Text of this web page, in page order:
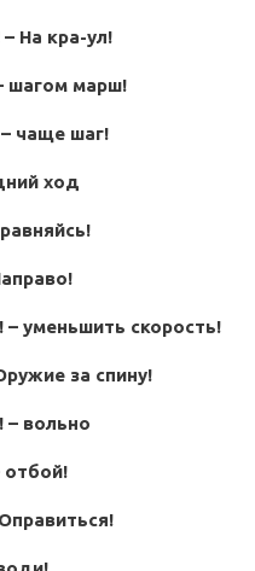
На кра-ул!
шагом марш!
чаще шаг!
ход
– уменьшить скорость!
за спину!
– вольно
отбой!